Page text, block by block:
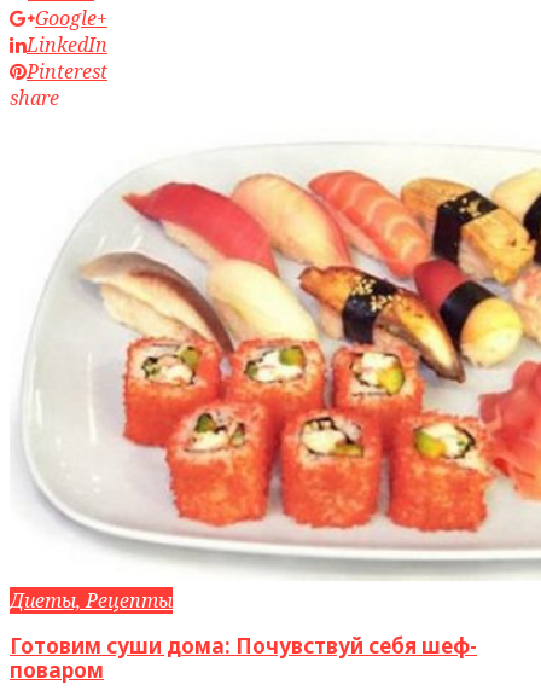
Google+
LinkedIn
Pinterest
share
Диеты, Рецепты
Готовим суши дома: Почувствуй себя шеф-
поваром